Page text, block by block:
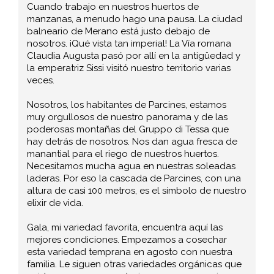
Cuando trabajo en nuestros huertos de
manzanas, a menudo hago una pausa. La ciudad
balneario de Merano está justo debajo de
nosotros. ¡Qué vista tan imperial! La Vía romana
Claudia Augusta pasó por allí en la antigüedad y
la emperatriz Sissi visitó nuestro territorio varias
veces.
Nosotros, los habitantes de Parcines, estamos
muy orgullosos de nuestro panorama y de las
poderosas montañas del Gruppo di Tessa que
hay detrás de nosotros. Nos dan agua fresca de
manantial para el riego de nuestros huertos.
Necesitamos mucha agua en nuestras soleadas
laderas. Por eso la cascada de Parcines, con una
altura de casi 100 metros, es el símbolo de nuestro
elixir de vida.
Gala, mi variedad favorita, encuentra aquí las
mejores condiciones. Empezamos a cosechar
esta variedad temprana en agosto con nuestra
familia. Le siguen otras variedades orgánicas que